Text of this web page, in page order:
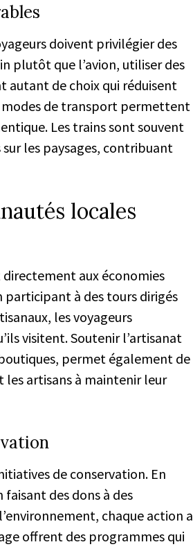
doivent privilégier des
plutôt que l’avion, utiliser des
autant de choix qui réduisent
modes de transport permettent
Les trains sont souvent
les paysages, contribuant
locales
aux économies
participant à des tours dirigés
les voyageurs
visitent. Soutenir l’artisanat
permet également de
artisans à maintenir leur
de conservation. En
des dons à des
chaque action a
offrent des programmes qui